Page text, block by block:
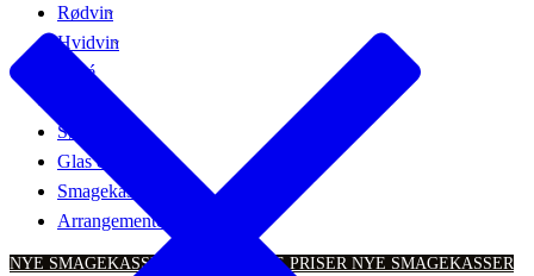
Rødvin
Hvidvin
Rosé
Søde vine
Glas & tilbehør
Smagekasser
Arrangementer
NYE SMAGEKASSER – TIL SKARPE PRISER NYE SMAGEKASSER